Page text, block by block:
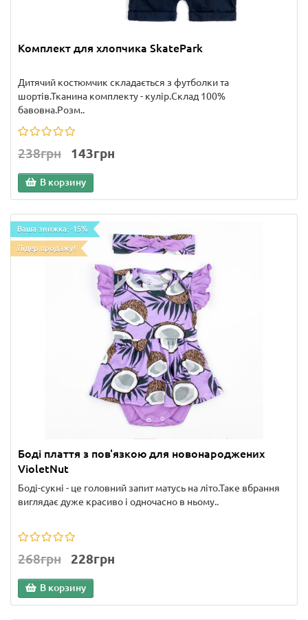
Комплект для хлопчика SkatePark
Дитячий костюмчик складається з футболки та
шортів.Тканина комплекту - кулір.Склад 100%
бавовна.Розм..
238грн 143грн
В корзину
Ваша знижка: -15%
Лідер продажу!
Боді плаття з пов'язкою для новонароджених
VioletNut
Боді-сукні - це головний запит матусь на літо.Таке вбрання
виглядає дуже красиво і одночасно в ньому..
268грн 228грн
В корзину